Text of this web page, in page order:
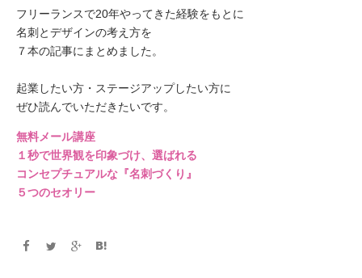
フリーランスで20年やってきた経験をもとに
名刺とデザインの考え方を
７本の記事にまとめました。
起業したい方・ステージアップしたい方に
ぜひ読んでいただきたいです。
無料メール講座
１秒で世界観を印象づけ、選ばれる
コンセプチュアルな『名刺づくり』
５つのセオリー